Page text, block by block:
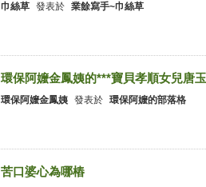
巾絲草 發表於 業餘寫手~巾絲草
環保阿嬤金鳳姨 發表於 環保阿嬤的部落格
苦口婆心為哪樁